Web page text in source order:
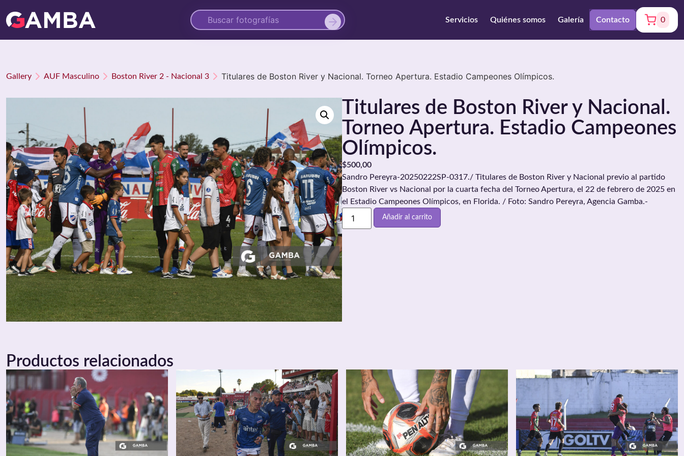
Servicios Quiénes somos Galería Contacto 0
Gallery AUF Masculino Boston River 2 - Nacional 3 Titulares de Boston River y Nacional. Torneo Apertura. Estadio Campeones Olímpicos.
Titulares de Boston River y Nacional.
Torneo Apertura. Estadio Campeones
Olímpicos.
$500,00
Sandro Pereyra-20250222SP-0317./ Titulares de Boston River y Nacional previo al partido
Boston River vs Nacional por la cuarta fecha del Torneo Apertura, el 22 de febrero de 2025 en
el Estadio Campeones Olímpicos, en Florida. / Foto: Sandro Pereyra, Agencia Gamba.-
Añadir al carrito
Productos relacionados